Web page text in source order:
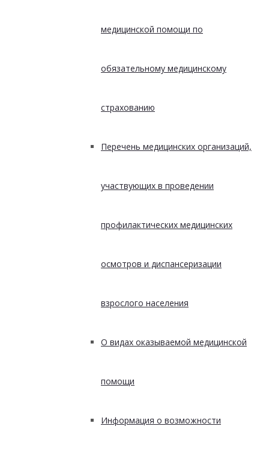
медицинской помощи по
обязательному медицинскому
страхованию
Перечень медицинских организаций,
участвующих в проведении
профилактических медицинских
осмотров и диспансеризации
взрослого населения
О видах оказываемой медицинской
помощи
Информация о возможности